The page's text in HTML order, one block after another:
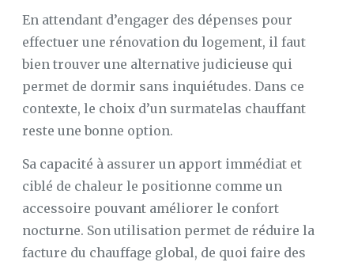
En attendant d’engager des dépenses pour
effectuer une rénovation du logement, il faut
bien trouver une alternative judicieuse qui
permet de dormir sans inquiétudes. Dans ce
contexte, le choix d’un surmatelas chauffant
reste une bonne option.
Sa capacité à assurer un apport immédiat et
ciblé de chaleur le positionne comme un
accessoire pouvant améliorer le confort
nocturne. Son utilisation permet de réduire la
facture du chauffage global, de quoi faire des